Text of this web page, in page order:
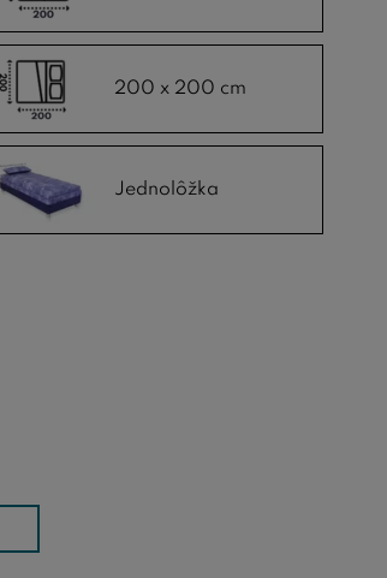
200 x 200 cm
Jednolôžka